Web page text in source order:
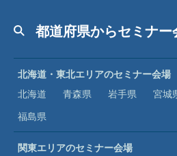
都道府県からセミナー
北海道・東北エリアのセミナー会場
北海道
青森県 岩手県 宮城
福島県
関東エリアのセミナー会場